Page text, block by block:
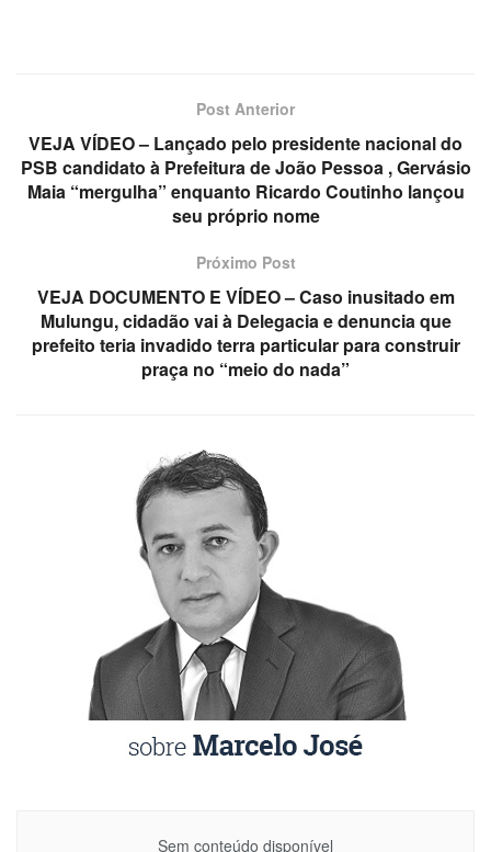
Post Anterior
VEJA VÍDEO – Lançado pelo presidente nacional do
PSB candidato à Prefeitura de João Pessoa , Gervásio
Maia “mergulha” enquanto Ricardo Coutinho lançou
seu próprio nome
Próximo Post
VEJA DOCUMENTO E VÍDEO – Caso inusitado em
Mulungu, cidadão vai à Delegacia e denuncia que
prefeito teria invadido terra particular para construir
praça no “meio do nada”
Sem conteúdo disponível